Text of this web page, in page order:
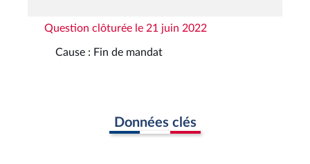
Question clôturée le 21 juin 2022
Cause : Fin de mandat
Données clés